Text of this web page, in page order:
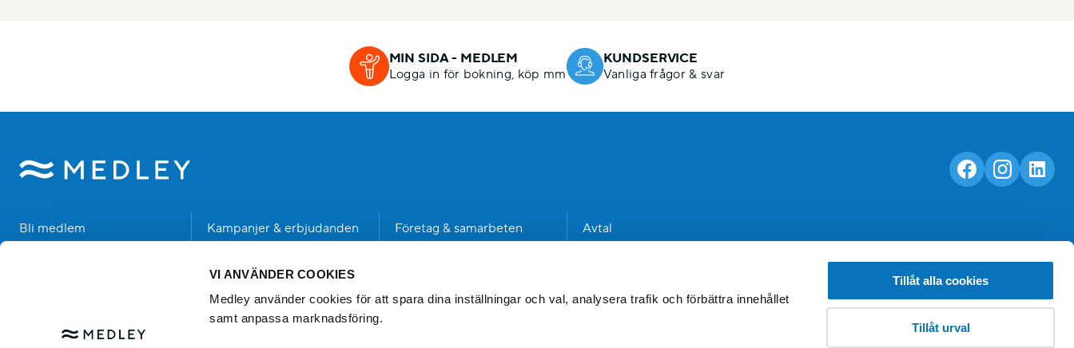
VI ANVÄNDER COOKIES
Medley använder cookies för att spara dina inställningar och val, analysera trafik och förbättra innehållet
samt anpassa marknadsföring.
Tillåt alla cookies
Tillåt urval
MIN SIDA - MEDLEM
Logga in för bokning, köp mm
KUNDSERVICE
Vanliga frågor & svar
Bli medlem
Kampanjer & erbjudanden
Senior
Händer hos oss
Företag & samarbeten
Jobba hos oss
Avtal
Visselblåsning